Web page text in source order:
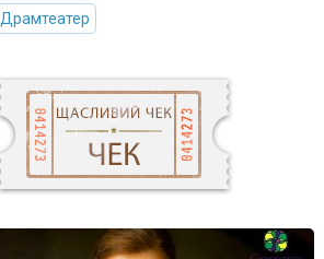
Драмтеатер